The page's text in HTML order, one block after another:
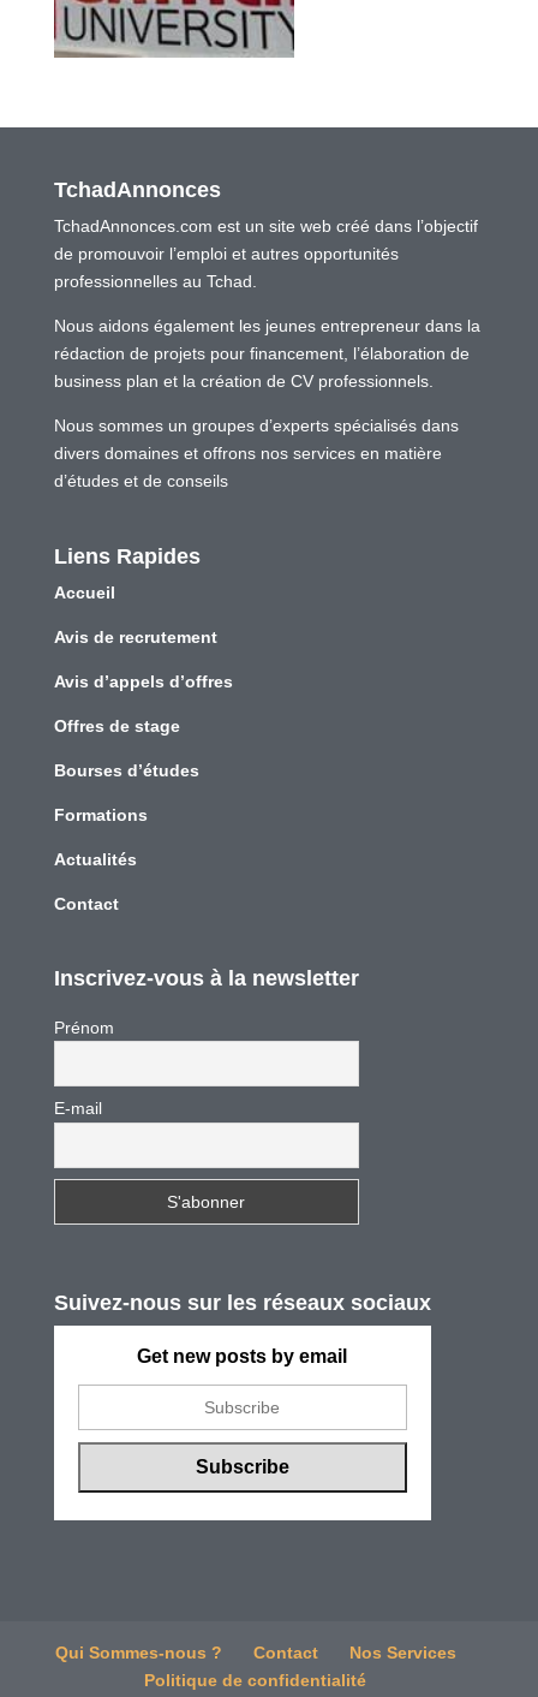
TchadAnnonces
TchadAnnonces.com est un site web créé dans l’objectif
de promouvoir l’emploi et autres opportunités
professionnelles au Tchad.
Nous aidons également les jeunes entrepreneur dans la
rédaction de projets pour financement, l’élaboration de
business plan et la création de CV professionnels.
Nous sommes un groupes d’experts spécialisés dans
divers domaines et offrons nos services en matière
d’études et de conseils
Liens Rapides
Accueil
Avis de recrutement
Avis d’appels d’offres
Offres de stage
Bourses d’études
Formations
Actualités
Contact
Inscrivez-vous à la newsletter
Prénom
E-mail
Suivez-nous sur les réseaux sociaux
Get new posts by email
Qui Sommes-nous ? Contact
Nos Services
Politique de confidentialité